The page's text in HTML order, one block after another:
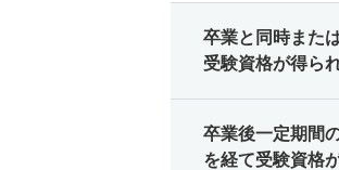
卒業と同時また
受験資格が得ら
卒業後一定期間
を経て受験資格